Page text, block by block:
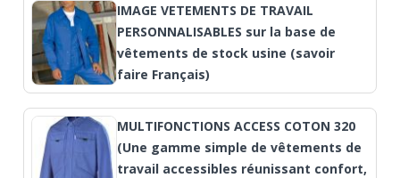
IMAGE VETEMENTS DE TRAVAIL
PERSONNALISABLES sur la base de
vêtements de stock usine (savoir
faire Français)
MULTIFONCTIONS ACCESS COTON 320
(Une gamme simple de vêtements de
travail accessibles réunissant confort,